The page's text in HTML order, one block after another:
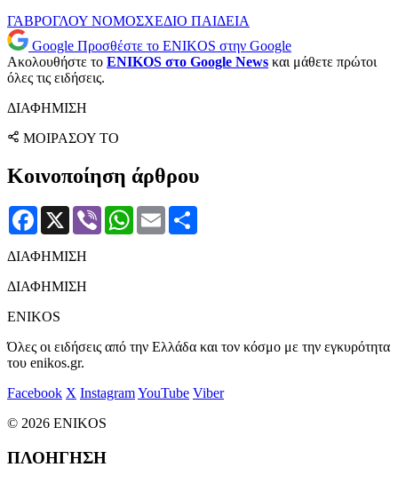
ΓΑΒΡΟΓΛΟΥ ΝΟΜΟΣΧΕΔΙΟ ΠΑΙΔΕΙΑ
Google Προσθέστε το ENIKOS στην Google
Ακολουθήστε το ENIKOS στο Google News και μάθετε πρώτοι
όλες τις ειδήσεις.
ΔΙΑΦΗΜΙΣΗ
ΜΟΙΡΑΣΟΥ ΤΟ
Κοινοποίηση άρθρου
Facebook
X Viber WhatsApp
Email
ΔΙΑΦΗΜΙΣΗ
ΔΙΑΦΗΜΙΣΗ
ENIKOS
Όλες οι ειδήσεις από την Ελλάδα και τον κόσμο με την εγκυρότητα
του enikos.gr.
Facebook X InstagramYouTube Viber
© 2026 ENIKOS
ΠΛΟΗΓΗΣΗ